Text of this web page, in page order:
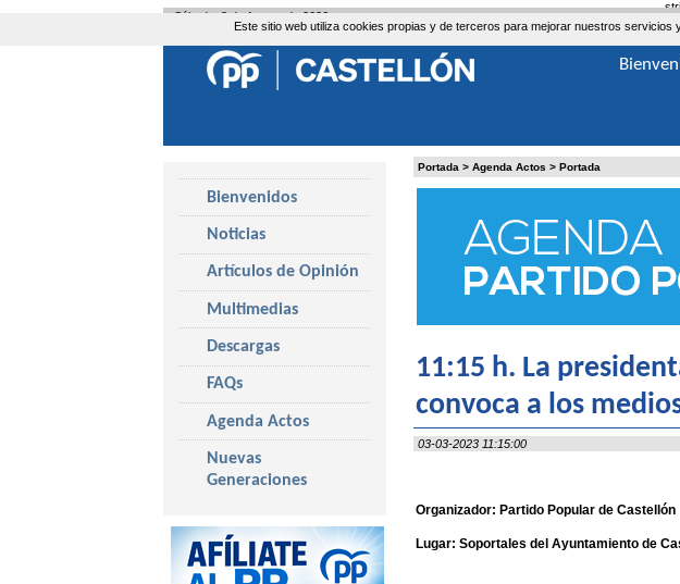
Este sitio web utiliza cookies propias y de terceros para mejorar nuestros
Portada > Agenda Actos > Portada
11:15 h. La
convoca a los
03-03-2023 11:15:00
Organizador: Partido Popular de Castellón
Lugar: Soportales del Ayuntamiento de
Bienvenidos
Noticias
Artículos de Opinión
Multimedias
Descargas
FAQs
Agenda Actos
Nuevas
Generaciones
Sábado, 8 de Agosto de 2026